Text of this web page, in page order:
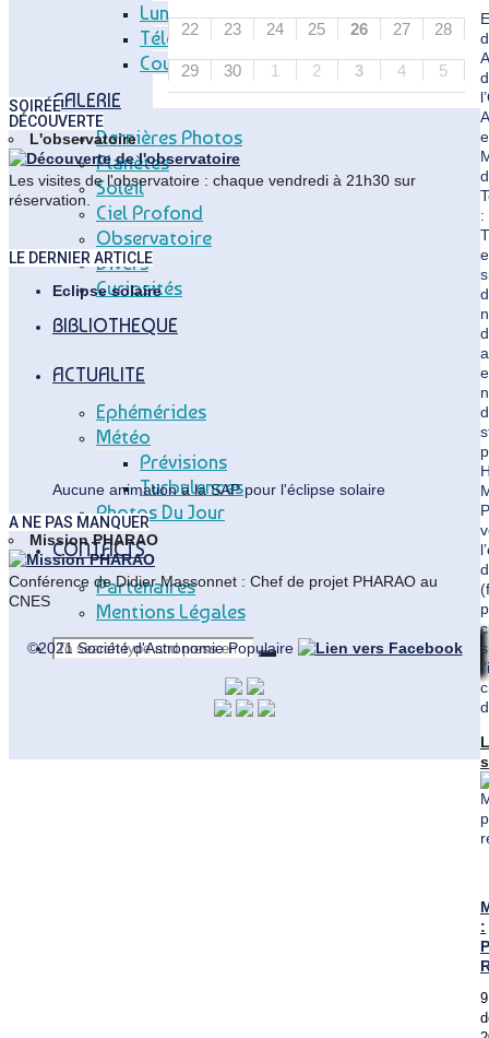
Lunette Carte Du Ciel
Télescope T83
Coupole Vitry
GALERIE
Dernières Photos
Planètes
Soleil
Ciel Profond
Observatoire
Divers
Curiosités
BIBLIOTHEQUE
ACTUALITE
Ephémérides
Météo
Prévisions
Turbulences
Photos Du Jour
CONTACTS
Partenaires
Mentions Légales
Search
Search
Search
:
:
9
22 23 24 25 26 27 28
29 30 1 2 3 4 5
de
SOIRÉE
DÉCOUVERTE
L'observatoire
Les visites de l'observatoire : chaque vendredi à 21h30 sur
réservation.
LE DERNIER ARTICLE
Eclipse solaire
Aucune animation à la SAP pour l'éclipse solaire
A NE PAS MANQUER
Mission PHARAO
Conférence de Didier Massonnet : Chef de projet PHARAO au
CNES
©2021 Société d'Astronomie Populaire